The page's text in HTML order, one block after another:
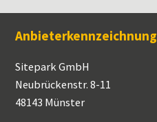
Anbieterkennzeichnung
Sitepark GmbH
Neubrückenstr. 8-11
48143 Münster